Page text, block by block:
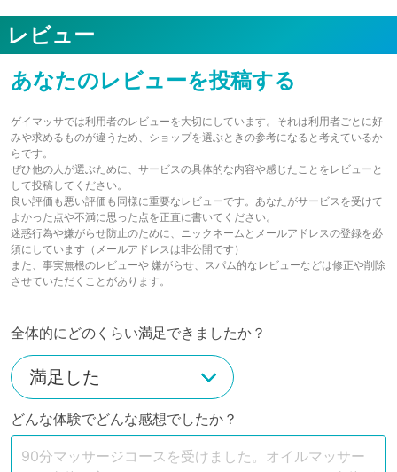
レビュー
あなたのレビューを投稿する
ゲイマッサでは利用者のレビューを大切にしています。それは利用者ごとに好
みや求めるものが違うため、ショップを選ぶときの参考になると考えているか
らです。
ぜひ他の人が選ぶために、サービスの具体的な内容や感じたことをレビューと
して投稿してください。
良い評価も悪い評価も同様に重要なレビューです。あなたがサービスを受けて
よかった点や不満に思った点を正直に書いてください。
迷惑行為や嫌がらせ防止のために、ニックネームとメールアドレスの登録を必
須にしています（メールアドレスは非公開です）
また、事実無根のレビューや 嫌がらせ、スパム的なレビューなどは修正や削除
させていただくことがあります。
全体的にどのくらい満足できましたか？
どんな体験でどんな感想でしたか？